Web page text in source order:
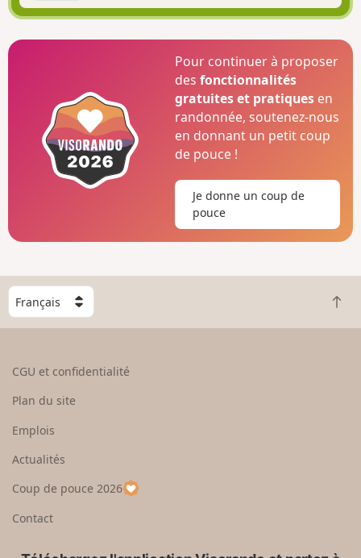
Pour continuer à proposer
desfonctionnalités
gratuites et pratiques en
randonnée, soutenez-nous
en donnant un petit coup
de pouce !
Je donne un coup de
pouce
C
h
o
e
u
p
a
R
e
CGU et confidentialité
Plan du site
Emplois
Actualités
Coup de pouce 2026
Contact